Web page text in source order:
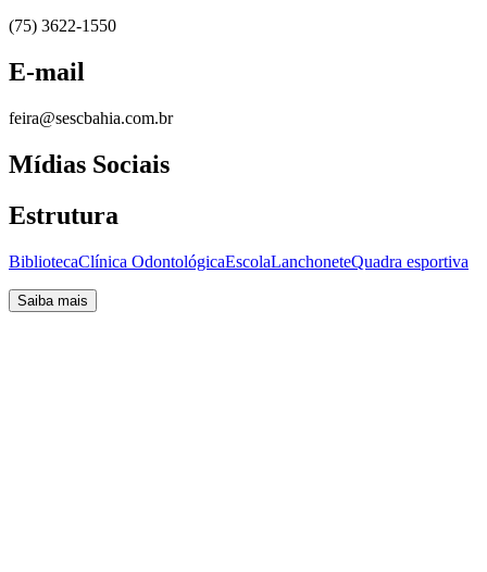
(75) 3622-1550
E-mail
feira@sescbahia.com.br
Mídias Sociais
Estrutura
BibliotecaClínica OdontológicaEscolaLanchoneteQuadra esportiva
Saiba mais